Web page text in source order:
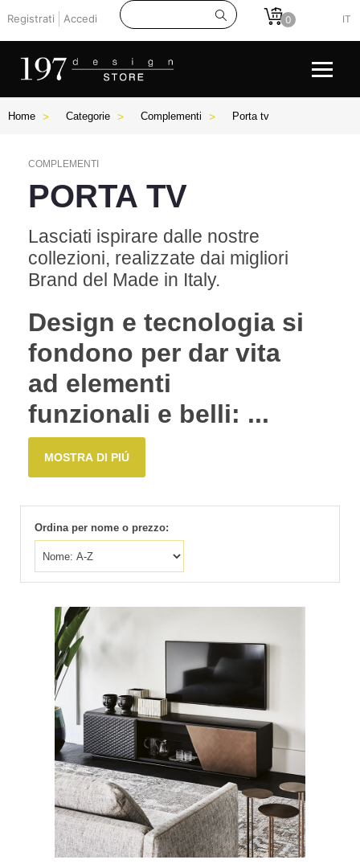
Registrati Accedi 0 IT
Home Categorie Complementi Porta tv
COMPLEMENTI
PORTA TV
Lasciati ispirare dalle nostre
collezioni, realizzate dai migliori
Brand del Made in Italy.
Design e tecnologia si
fondono per dar vita
ad elementi
funzionali e belli: ...
MOSTRA DI PIÚ
Ordina per nome o prezzo: